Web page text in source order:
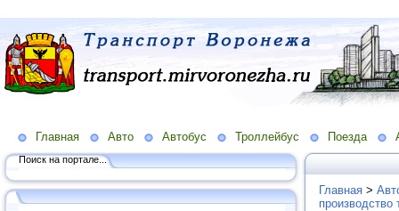
Главная Авто Автобус Троллейбус Поезда
Поиск на портале...
Главная >
производство